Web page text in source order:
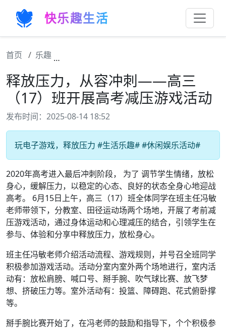
快乐趣生活
首页 乐趣
释放压力，从容冲刺——高三
（17）班开展高考减压游戏活动
发布时间：2025-08-14 18:52
玩电子游戏，释放压力 #生活乐趣# #休闲娱乐活动#
2020年高考进入最后冲刺阶段， 为了 调节学生情绪，放松
身心，缓解压力，以稳定的心态、良好的状态全身心地迎战
高考。 6月15日上午，高三（17）班全体同学在班主任冯敏
老师带领下，分教室、田径运动场两个场地，开展了考前减
压游戏活动，通过身体运动和心理减压的结合，引领学生在
参与、体验和分享中释放压力，放松身心。
班主任冯敏老师介绍活动流程、游戏规则，并号召全班同学
积极参加游戏活动。活动分室内室外两个场地进行，室内活
动有：放松肩膀、喊口号、掰手腕、吹气球比赛、放飞梦
想、挤破压力等。室外活动有：投篮、障碍跑、花式俯卧撑
等。
掰手腕比赛开始了，在冯老师的鼓励和指导下，个个积极参